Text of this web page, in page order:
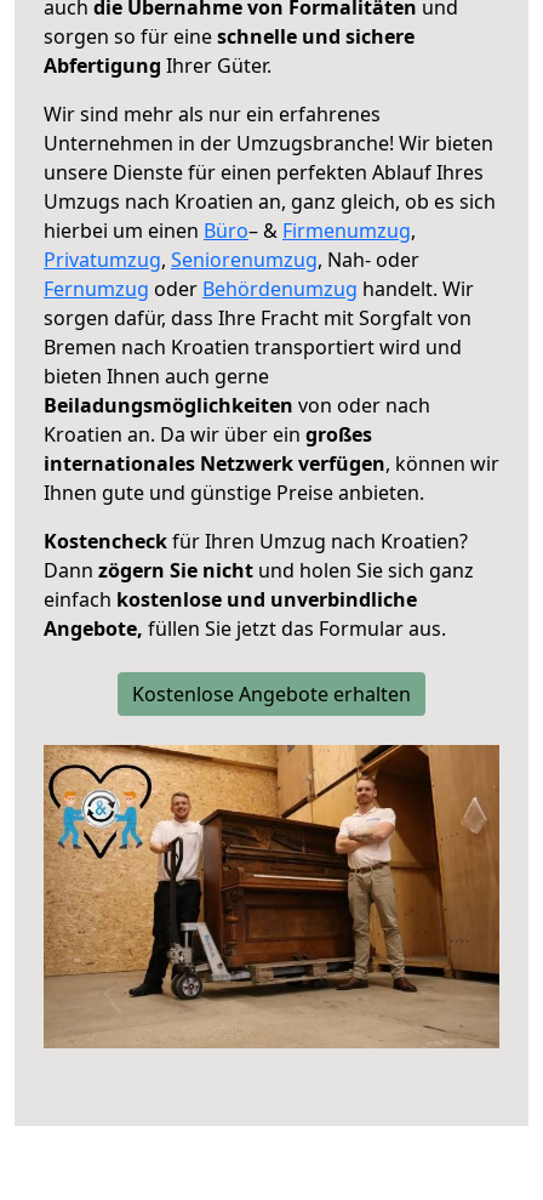
auch die Übernahme von Formalitäten und
sorgen so für eineschnelle und sichere
Abfertigung Ihrer Güter.
Wir sind mehr als nur ein erfahrenes
Unternehmen in der Umzugsbranche! Wir bieten
unsere Dienste für einen perfekten Ablauf Ihres
Umzugs nach Kroatien an, ganz gleich, ob es sich
hierbei um einen Büro– & Firmenumzug,
Privatumzug, Seniorenumzug, Nah- oder
Fernumzug oder Behördenumzug handelt. Wir
sorgen dafür, dass Ihre Fracht mit Sorgfalt von
Bremen nach Kroatien transportiert wird und
bieten Ihnen auch gerne
Beiladungsmöglichkeiten von oder nach
Kroatien an. Da wir über ein großes
internationales Netzwerk verfügen, können wir
Ihnen gute und günstige Preise anbieten.
Kostencheckfür Ihren Umzug nach Kroatien?
Dann zögern Sie nicht und holen Sie sich ganz
einfach kostenlose und unverbindliche
Angebote, füllen Sie jetzt das Formular aus.
Kostenlose Angebote erhalten